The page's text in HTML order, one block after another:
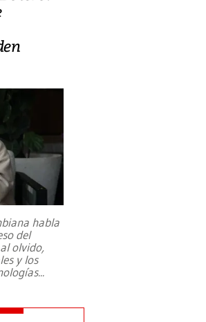
habla
del
olvido,
y los
...